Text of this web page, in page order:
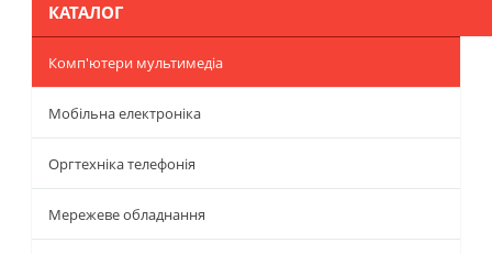
КАТАЛОГ
Комп'ютери мультимедіа
Мобільна електроніка
Оргтехніка телефонія
Мережеве обладнання